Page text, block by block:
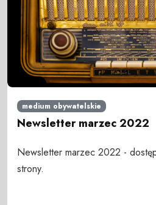
medium obywatelskie
Newsletter marzec 2022
Newsletter marzec 2022 -
strony.